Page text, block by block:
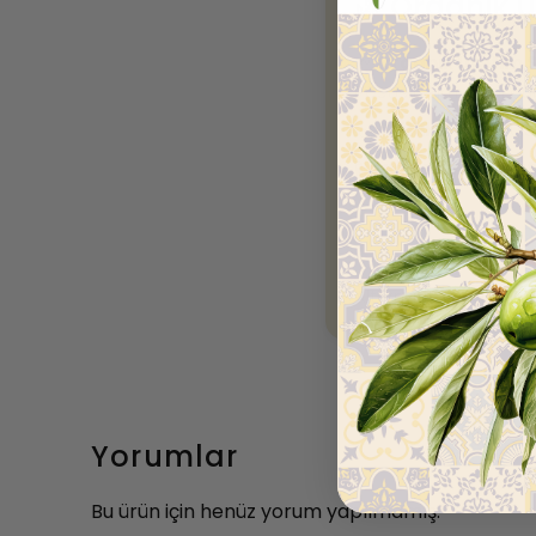
🌱Organik Üretim
Pestisit, kimyasal
💧Asitlik:
🧪Bağımsız
Alternatif olarak
Yorumlar
Bu ürün için henüz yorum yapılmamış.